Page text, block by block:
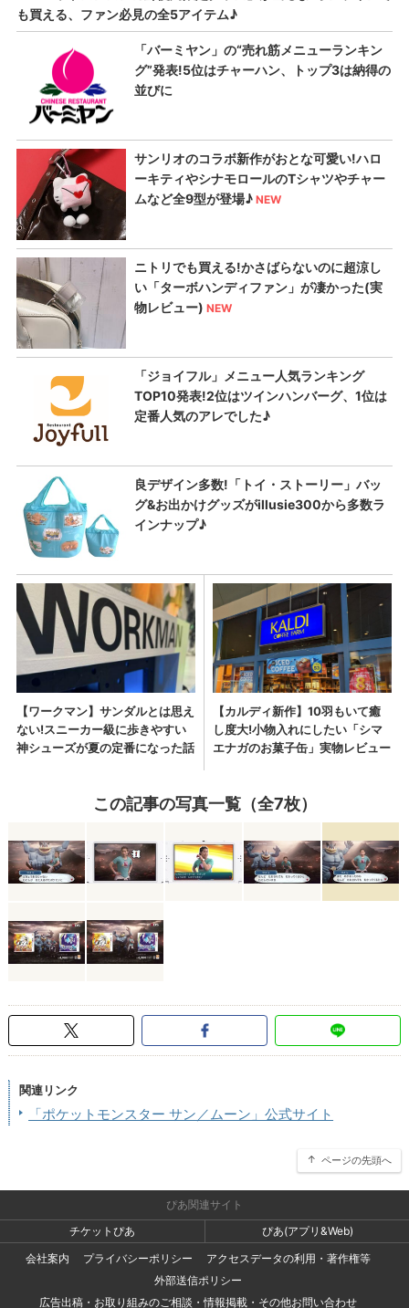
この記事の写真一覧（全7枚）
関連リンク
「ポケットモンスター サン／ムーン」公式サイト
ページの先頭へ
ぴあ関連サイト
チケットぴあ
ぴあ(アプリ&Web)
会社案内
プライバシーポリシー
アクセスデータの利用・著作権等
外部送信ポリシー
広告出稿・お取り組みのご相談・情報掲載・その他お問い合わせ